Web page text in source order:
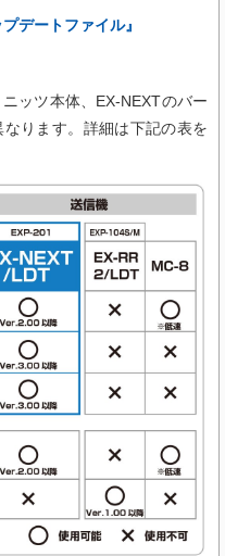
デートファイル』
ッツ本体、EX-NEXTのバー
ります。詳細は下記の表を